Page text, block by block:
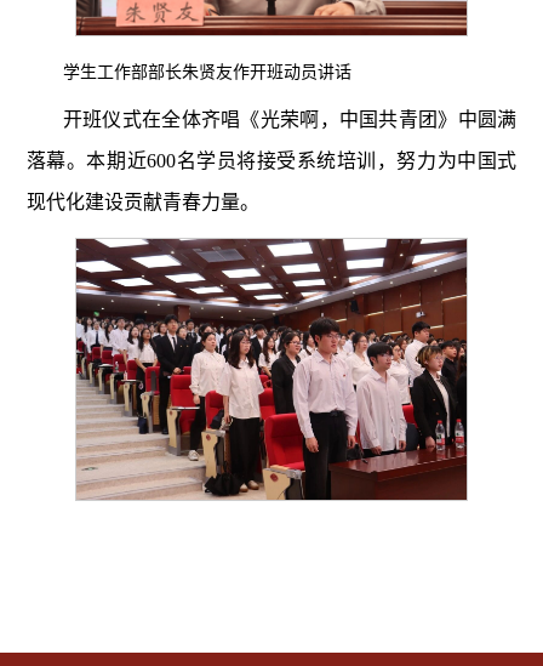
学生工作部部长朱贤友作开班动员讲话
开班仪式在全体齐唱《光荣啊，中国共青团》中圆满
落幕。本期近600名学员将接受系统培训，努力为中国式
现代化建设贡献青春力量。